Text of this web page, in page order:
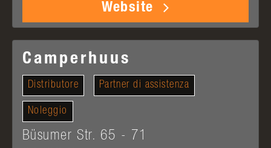
Website
Camperhuus
Distributore Partner di assistenza
Noleggio
Büsumer Str. 65 - 71